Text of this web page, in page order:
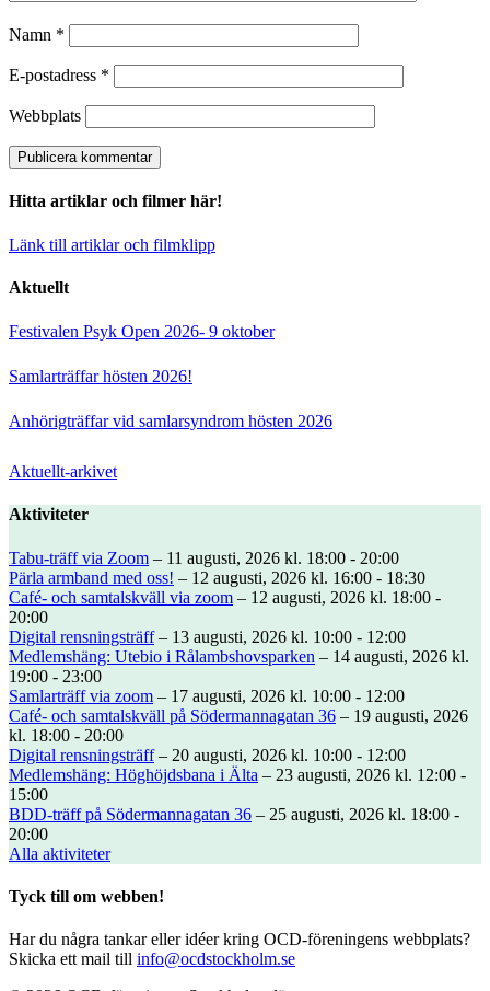
Namn *
E-postadress *
Webbplats
Hitta artiklar och filmer här!
Länk till artiklar och filmklipp
Aktuellt
Festivalen Psyk Open 2026- 9 oktober
Samlarträffar hösten 2026!
Anhörigträffar vid samlarsyndrom hösten 2026
Aktuellt-arkivet
Aktiviteter
Tabu-träff via Zoom – 11 augusti, 2026 kl. 18:00 - 20:00
Pärla armband med oss! – 12 augusti, 2026 kl. 16:00 - 18:30
Café- och samtalskväll via zoom – 12 augusti, 2026 kl. 18:00 -
20:00
Digital rensningsträff– 13 augusti, 2026 kl. 10:00 - 12:00
Medlemshäng: Utebio i Rålambshovsparken – 14 augusti, 2026 kl.
19:00 - 23:00
Samlarträff via zoom – 17 augusti, 2026 kl. 10:00 - 12:00
Café- och samtalskväll på Södermannagatan 36 – 19 augusti, 2026
kl. 18:00 - 20:00
Digital rensningsträff– 20 augusti, 2026 kl. 10:00 - 12:00
Medlemshäng: Höghöjdsbana i Älta – 23 augusti, 2026 kl. 12:00 -
15:00
BDD-träff på Södermannagatan 36 – 25 augusti, 2026 kl. 18:00 -
20:00
Alla aktiviteter
Tyck till om webben!
Har du några tankar eller idéer kring OCD-föreningens webbplats?
Skicka ett mail till info@ocdstockholm.se